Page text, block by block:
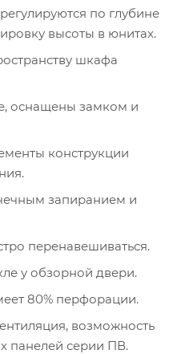
по глубине
высоты в юнитах.
шкафа
оснащены замком и
конструкции
запиранием и
перенавешиваться.
у обзорной двери.
80% перфорации.
возможность
панелей серии ПВ.